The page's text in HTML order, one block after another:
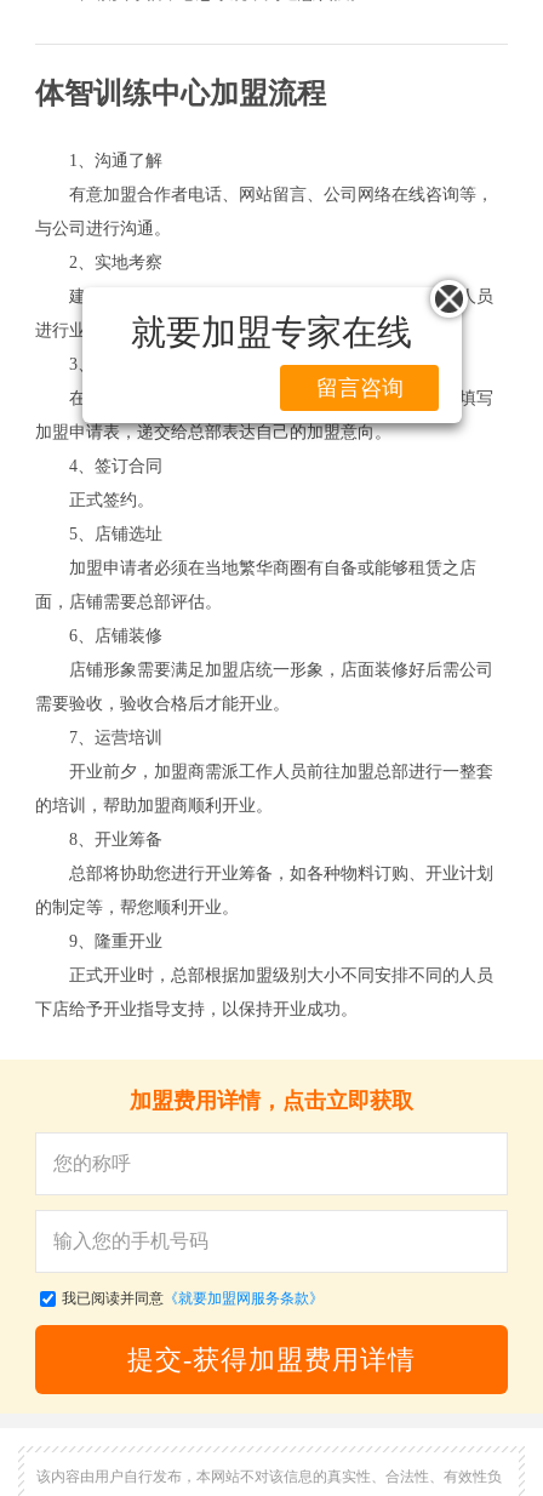
就要加盟专家在线
留言咨询
体智训练中心加盟流程
1、沟通了解
有意加盟合作者电话、网站留言、公司网络在线咨询等，
与公司进行沟通。
2、实地考察
建议加盟者到公司进行项目实地考察，并与公司工作人员
进行业务交流。
3、申请加盟
在综合考量下，若是决定要加盟体智训练中心，那就填写
加盟申请表，递交给总部表达自己的加盟意向。
4、签订合同
正式签约。
5、店铺选址
加盟申请者必须在当地繁华商圈有自备或能够租赁之店
面，店铺需要总部评估。
6、店铺装修
店铺形象需要满足加盟店统一形象，店面装修好后需公司
需要验收，验收合格后才能开业。
7、运营培训
开业前夕，加盟商需派工作人员前往加盟总部进行一整套
的培训，帮助加盟商顺利开业。
8、开业筹备
总部将协助您进行开业筹备，如各种物料订购、开业计划
的制定等，帮您顺利开业。
9、隆重开业
正式开业时，总部根据加盟级别大小不同安排不同的人员
下店给予开业指导支持，以保持开业成功。
加盟费用详情，点击立即获取
我已阅读并同意《就要加盟网服务条款》
提交-获得加盟费用详情
该内容由用户自行发布，本网站不对该信息的真实性、合法性、有效性负